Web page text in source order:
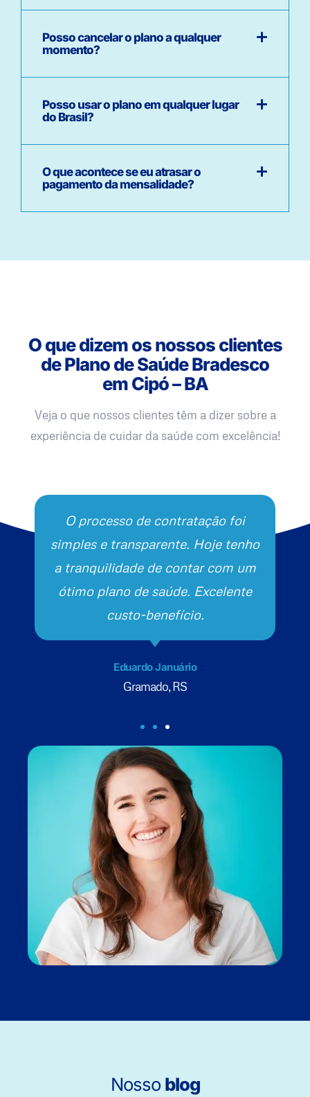
Posso cancelar o plano a qualquer
momento?
Posso usar o plano em qualquer lugar
do Brasil?
O que acontece se eu atrasar o
pagamento da mensalidade?
O que dizem os nossos clientes
de Plano de Saúde Bradesco
em Cipó – BA
Veja o que nossos clientes têm a dizer sobre a
experiência de cuidar da saúde com excelência!
O processo de contratação foi
simples e transparente. Hoje tenho
a tranquilidade de contar com um
ótimo plano de saúde. Excelente
custo-benefício.
Eduardo Januário
Gramado, RS
Nosso blog